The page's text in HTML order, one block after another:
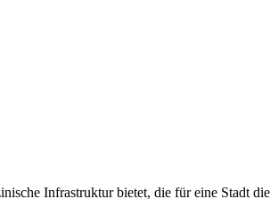
Infrastruktur bietet, die für eine Stadt